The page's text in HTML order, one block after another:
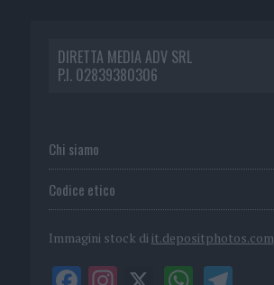
DIRETTA MEDIA ADV SRL
P.I. 02839380306
Chi siamo
Codice etico
Immagini stock di it.depositphotos.com